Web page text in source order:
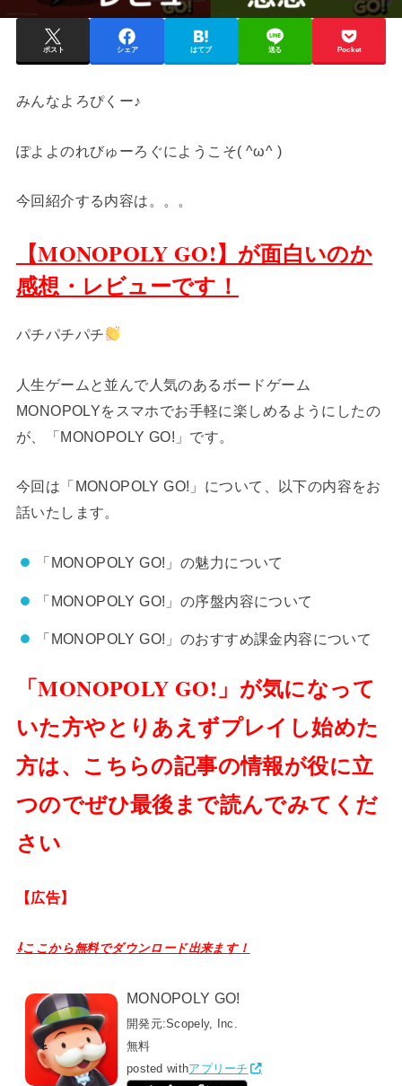
ポスト シェア はてブ 送る Pocket
みんなよろぴくー♪
ぽよよのれびゅーろぐにようこそ( ^ω^ )
今回紹介する内容は。。。
【MONOPOLY GO!】が面白いのか
感想・レビューです！
パチパチパチ
人生ゲームと並んで人気のあるボードゲーム
MONOPOLYをスマホでお手軽に楽しめるようにしたの
が、「MONOPOLY GO!」です。
今回は「MONOPOLY GO!」について、以下の内容をお
話いたします。
「MONOPOLY GO!」の魅力について
「MONOPOLY GO!」の序盤内容について
「MONOPOLY GO!」のおすすめ課金内容について
「MONOPOLY GO!」が気になって
いた方やとりあえずプレイし始めた
方は、こちらの記事の情報が役に立
つのでぜひ最後まで読んでみてくだ
さい
【広告】
⇩ここから無料でダウンロード出来ます！
MONOPOLY GO!
開発元:Scopely, Inc.
無料
posted withアプリーチ